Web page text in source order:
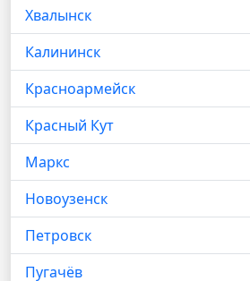
Хвалынск
Калининск
Красноармейск
Красный Кут
Маркс
Новоузенск
Петровск
Пугачёв